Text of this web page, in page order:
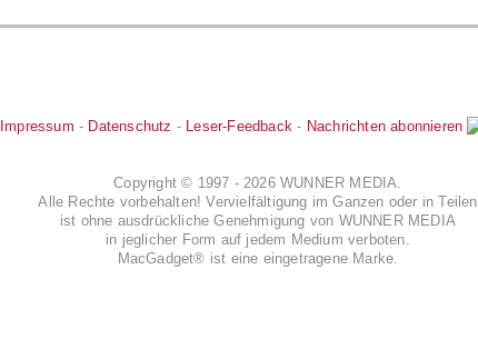
Impressum - Datenschutz - Leser-Feedback - Nachrichten abonnieren
Copyright © 1997 - 2026 WUNNER MEDIA.
Alle Rechte vorbehalten! Vervielfältigung im Ganzen oder in Teilen
ist ohne ausdrückliche Genehmigung von WUNNER MEDIA
in jeglicher Form auf jedem Medium verboten.
MacGadget® ist eine eingetragene Marke.